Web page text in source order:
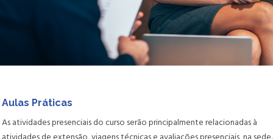
Aulas Práticas
As atividades presenciais do curso serão principalmente relacionadas à